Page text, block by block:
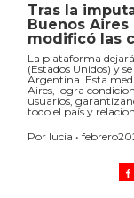
Tras la
Buenos
modificó las
La plataforma
(Estados Unidos) y
Argentina. Esta
Aires, logra
usuarios,
todo el país y
Por lucia •